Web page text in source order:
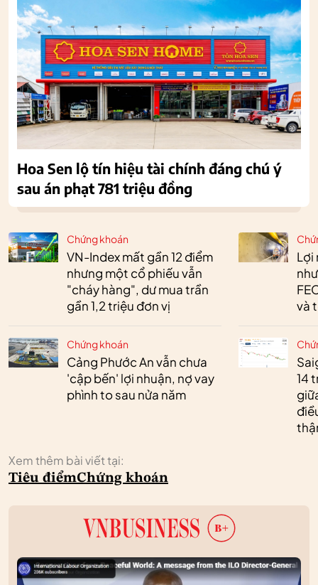
Chứng khoán
VN-Index mất gần 12 điểm
nhưng một cổ phiếu vẫn
"cháy hàng", dư mua trần
gần 1,2 triệu đơn vị
Chứng khoán
Cảng Phước An vẫn chưa
'cập bến' lợi nhuận, nợ vay
phình to sau nửa năm
Lợi
và
14
Xem thêm bài viết tại:
Tiêu điểmChứng khoán
Hoa Sen lộ tín hiệu tài chính đáng chú ý
sau án phạt 781 triệu đồng